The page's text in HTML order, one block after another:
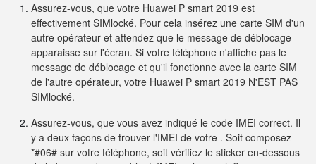
Assurez-vous, que votre Huawei P smart 2019 est
effectivement SIMlocké. Pour cela insérez une carte SIM d'un
autre opérateur et attendez que le message de déblocage
apparaisse sur l'écran. Si votre téléphone n'affiche pas le
message de déblocage et qu'il fonctionne avec la carte SIM
de l'autre opérateur, votre Huawei P smart 2019 N'EST PAS
SIMlocké.
Assurez-vous, que vous avez indiqué le code IMEI correct. Il
y a deux façons de trouver l'IMEI de votre . Soit composez
*#06# sur votre téléphone, soit vérifiez le sticker en-dessous